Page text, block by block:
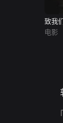
致我
电影